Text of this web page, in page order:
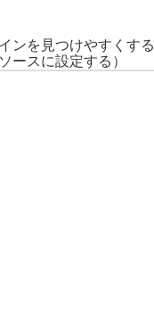
ンを見つけやすくする
ースに設定する）